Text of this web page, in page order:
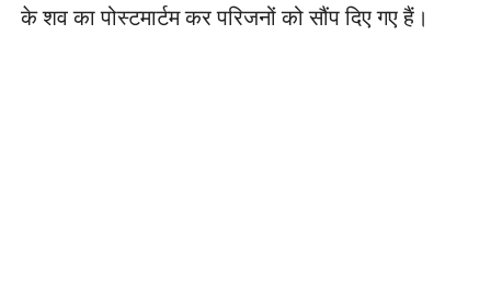
के शव का पोस्टमार्टम कर परिजनों को सौंप दिए गए हैं।